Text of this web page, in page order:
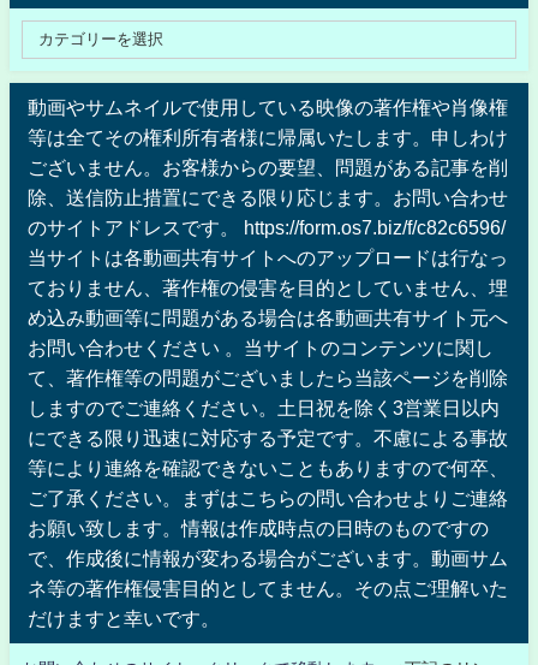
動画やサムネイルで使用している映像の著作権や肖像権
等は全てその権利所有者様に帰属いたします。申しわけ
ございません。お客様からの要望、問題がある記事を削
除、送信防止措置にできる限り応じます。お問い合わせ
のサイトアドレスです。 https://form.os7.biz/f/c82c6596/
当サイトは各動画共有サイトへのアップロードは行なっ
ておりません、著作権の侵害を目的としていません、埋
め込み動画等に問題がある場合は各動画共有サイト元へ
お問い合わせください 。当サイトのコンテンツに関し
て、著作権等の問題がございましたら当該ページを削除
しますのでご連絡ください。土日祝を除く3営業日以内
にできる限り迅速に対応する予定です。不慮による事故
等により連絡を確認できないこともありますので何卒、
ご了承ください。まずはこちらの問い合わせよりご連絡
お願い致します。情報は作成時点の日時のものですの
で、作成後に情報が変わる場合がございます。動画サム
ネ等の著作権侵害目的としてません。その点ご理解いた
だけますと幸いです。